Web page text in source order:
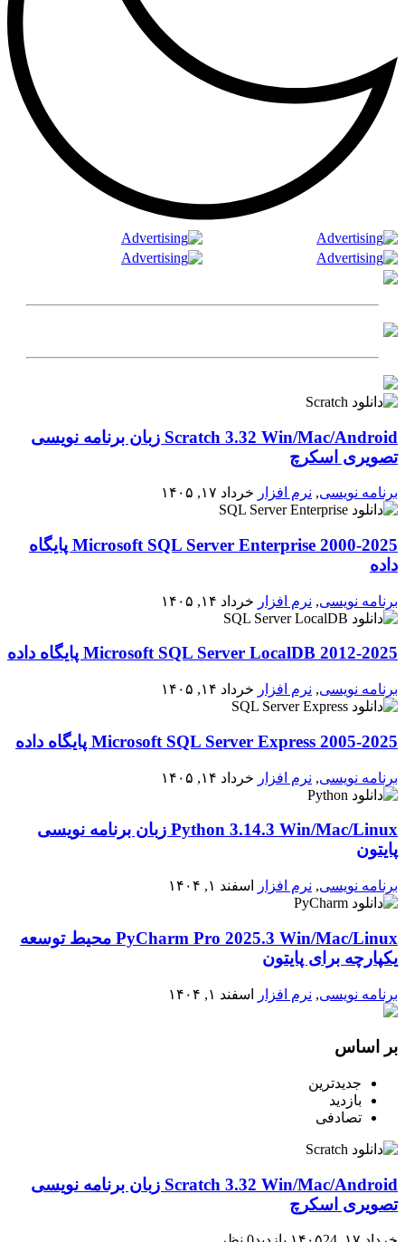
Scratch 3.32 Win/Mac/Android زبان برنامه نویسی
تصویری اسکرچ
برنامه نویسی, نرم افزار خرداد ۱۷, ۱۴۰۵
2000-2025 Microsoft SQL Server Enterprise پایگاه
داده
برنامه نویسی, نرم افزار خرداد ۱۴, ۱۴۰۵
2012-2025 Microsoft SQL Server LocalDB پایگاه داده
برنامه نویسی, نرم افزار خرداد ۱۴, ۱۴۰۵
2005-2025 Microsoft SQL Server Express پایگاه داده
برنامه نویسی, نرم افزار خرداد ۱۴, ۱۴۰۵
Python 3.14.3 Win/Mac/Linux زبان برنامه نویسی
پایتون
برنامه نویسی, نرم افزار اسفند ۱, ۱۴۰۴
PyCharm Pro 2025.3 Win/Mac/Linux محیط توسعه
یکپارچه برای پایتون
برنامه نویسی, نرم افزار اسفند ۱, ۱۴۰۴
بر اساس
جدیدترین
بازدید
تصادفی
Scratch 3.32 Win/Mac/Android زبان برنامه نویسی
تصویری اسکرچ